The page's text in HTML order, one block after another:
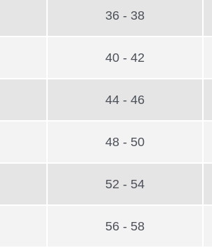
36 - 38
40 - 42
44 - 46
48 - 50
52 - 54
56 - 58